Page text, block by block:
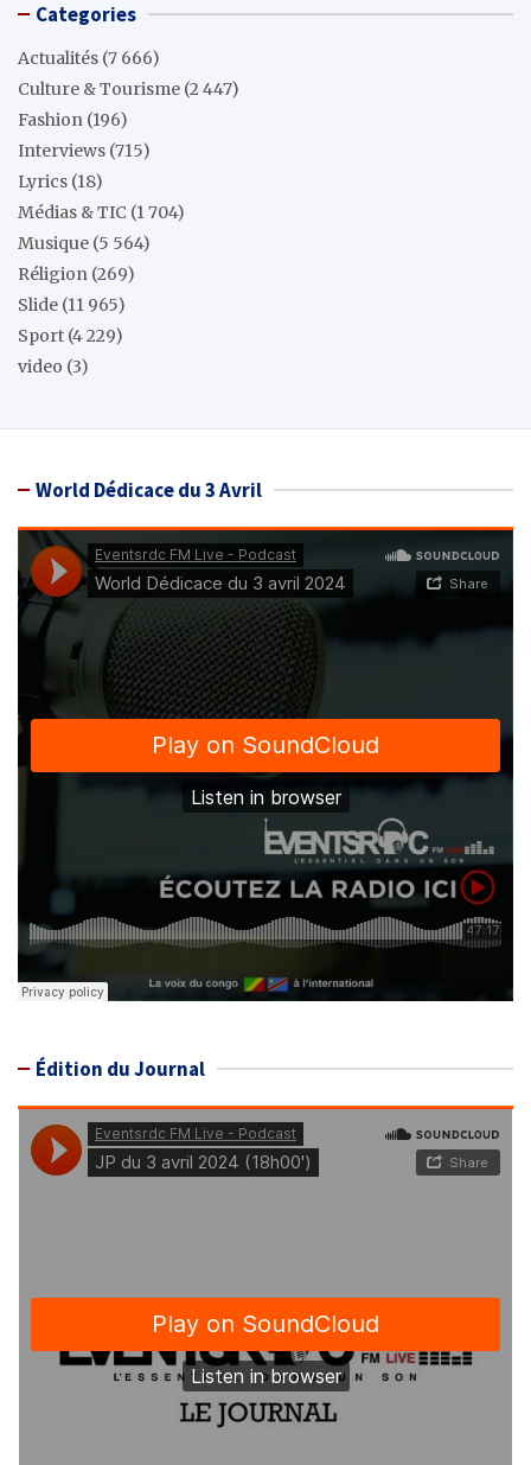
Categories
Actualités (7 666)
Culture & Tourisme (2 447)
Fashion (196)
Interviews (715)
Lyrics (18)
Médias & TIC (1 704)
Musique (5 564)
Réligion (269)
Slide (11 965)
Sport (4 229)
video (3)
World Dédicace du 3 Avril
Édition du Journal